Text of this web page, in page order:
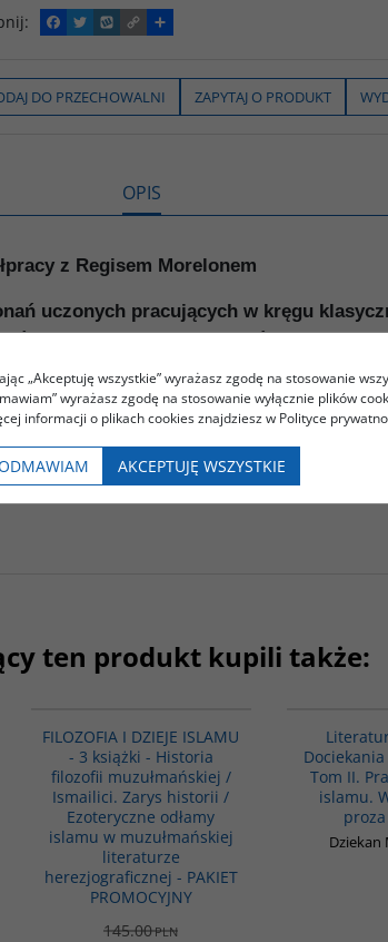
:
F
a
e
b
o
T
w
t
t
e
W
y
o
p
C
o
y
L
i
P
o
z
i
e
ę
DO PRZECHOWALNI ZAPYTAJ O PRODUKT
OPIS
z Regisem Morelonem
uczonych pracujących w kręgu
odznaczyli się szczególnymi
nowoczesnej algebry. Rozwinęli
europejscy zetknęli się z wysoką
arabskiej to pierwsza na polskim
tom składają się artykuły czołowych
ten produkt kupili także:
FILOZOFIA I DZIEJE ISLAMU
- 3 książki - Historia
filozofii muzułmańskiej /
Ismailici. Zarys historii /
Ezoteryczne odłamy
islamu w muzułmańskiej
literaturze
herezjograficznej - PAKIET
PROMOCYJNY
145.00PLN
Tom II.
islamu.
Dziekan
„Akceptuję wszystkie” wyrażasz zgodę na stosowanie
wyrażasz zgodę na stosowanie wyłącznie plików
informacji o plikach cookies znajdziesz w Polityce
AKCEPTUJĘ WSZYSTKIE